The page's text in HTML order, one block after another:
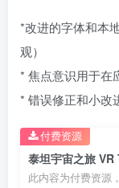
*改进的字体和本
观）
* 焦点意识用于在
* 错误修正和小改
泰坦宇宙之旅
此内容为付费资源
付费资源